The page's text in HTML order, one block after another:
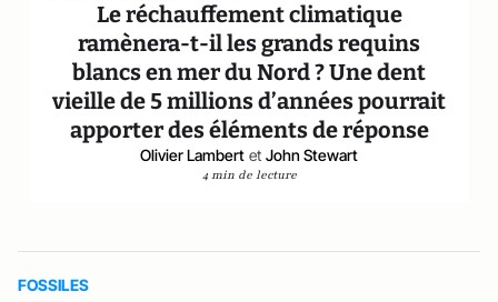
Le réchauffement climatique
ramènera-t-il les grands requins
blancs en mer du Nord ? Une dent
vieille de 5 millions d’années pourrait
apporter des éléments de réponse
Olivier Lambert et John Stewart
4 min de lecture
FOSSILES